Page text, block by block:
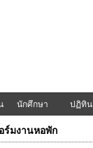
นักศึกษา ปฏิทิน
มงานหอพัก